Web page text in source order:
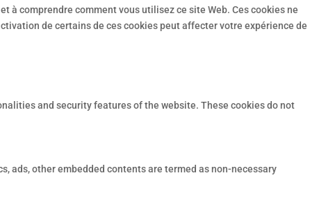
comprendre comment vous utilisez ce site Web. Ces cookies ne
de certains de ces cookies peut affecter votre expérience de
and security features of the website. These cookies do not
ads, other embedded contents are termed as non-necessary